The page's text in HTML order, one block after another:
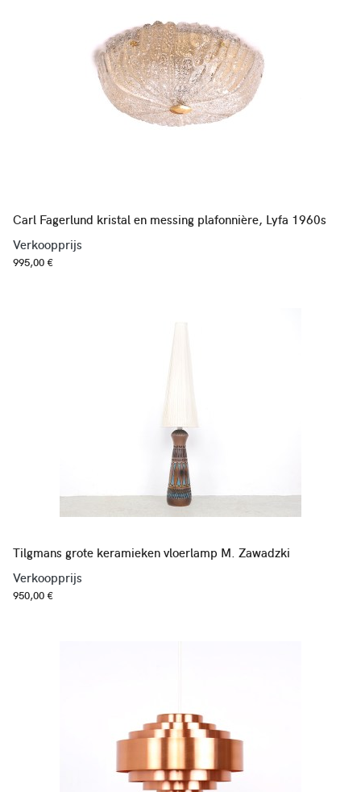
Carl Fagerlund kristal en messing plafonnière, Lyfa 1960s
Verkoopprijs
995,00 €
Tilgmans grote keramieken vloerlamp M. Zawadzki
Verkoopprijs
950,00 €